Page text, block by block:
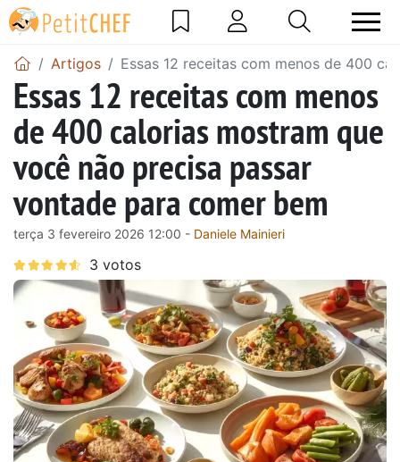
Artigos Essas 12 receitas com menos de 400
Essas 12 receitas com menos
de 400 calorias mostram que
você não precisa passar
vontade para comer bem
terça 3 fevereiro 2026 12:00 - Daniele Mainieri